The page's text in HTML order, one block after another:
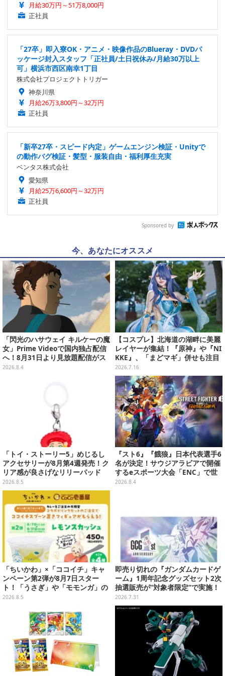
月給30万円～51万8,000円
正社員
「27卒」即入寮OK・アニメ・映像作品のBlueray・DVDパ
ッケージ封入スタッフ「正社員/土日祝休み/月給30万以上
可」横浜市西区南幸1丁目
株式会社プロジェクトトリガー
神奈川県
月給26万3,800円～32万円
正社員
「新卒27卒・スピード内定」ゲームエンジン検証・Unityで
の動作バグ検証・髪型・服装自由・福利厚生充実
ベンタス株式会社
愛知県
月給25万6,600円～32万円
正社員
Sponsored by
今、あなたにオススメ
「閃光のハサウェイ キルケーの魔
女」Prime Videoで国内独占配信
へ！8月31日より見放題配信がス
タート
2026.8.4
【コスプレ】北海道の湖畔に美麗
レイヤーが集結！『原神』や『NI
KKE』、「まどマギ」併せも注目
の美女たち11選【写真51枚】
2026.7.16
「トイ・ストーリー5」めじるし
アクセサリーが8月第4週発売！ク
リア感が良さげなリリーパッド
や、ジェシーなど全5種ラインナ
ップ
2026.8.5
『スト6』『餓狼』日本代表選手6
名が決定！サウジアラビアで開催
するeスポーツ大会「ENC」で世
界に挑む
2026.8.4
「ちいかわ」×「ココイチ」キャ
ンペーン第2弾が8月7日スター
ト！「うさぎ」や「モモンガ」の
スプーン置きをGETしよう
2026.8.5
即売り切れの『ガンダムカードゲ
ーム』1周年記念グッズセット2次
抽選販売が“対象者限定”で実施！
プレバン全会員向け3次抽選も
2026.7.31